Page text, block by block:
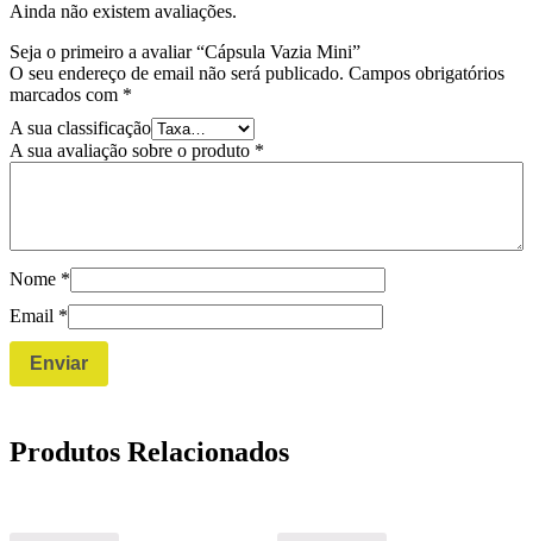
Ainda não existem avaliações.
Seja o primeiro a avaliar “Cápsula Vazia Mini”
O seu endereço de email não será publicado. Campos obrigatórios
marcados com *
A sua classificação
A sua avaliação sobre o produto *
Nome *
Email *
Produtos Relacionados